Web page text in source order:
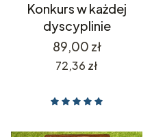
Konkurs w każdej
dyscyplinie
Cena
89,00 zł
Cena
72,36 zł